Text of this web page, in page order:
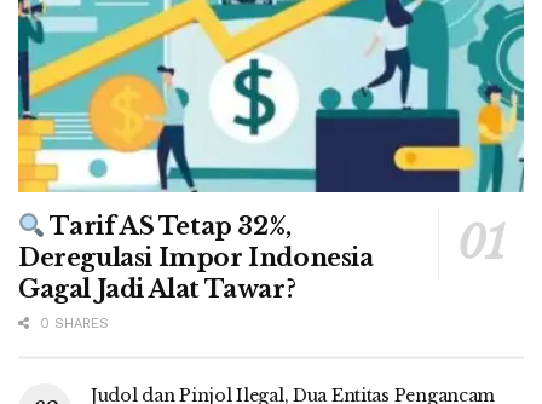
Tarif AS Tetap 32%,
Deregulasi Impor Indonesia
Gagal Jadi Alat Tawar?
0 SHARES
Judol dan Pinjol Ilegal, Dua Entitas Pengancam